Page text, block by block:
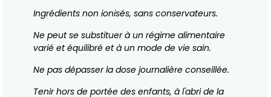
Ingrédients non ionisés, sans conservateurs.
Ne peut se substituer à un régime alimentaire
varié et équilibré et à un mode de vie sain.
Ne pas dépasser la dose journalière conseillée.
Tenir hors de portée des enfants, à l'abri de la